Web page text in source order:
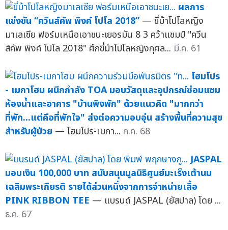
ผลการ
แข่งขัน “ควีนส์คัพ พิงค์ โปโล 2018” — ขี่ม้าโปโลหญิง
มาเลเซีย ฟอร์มเหนือเอาชนะเยอรมัน 8 3 คว้าแชมป์ "ควีน
ส์คัพ พิงค์ โปโล 2018" ศึกขี่ม้าโปโลหญิงกุศล... มี.ค. 61
โฮมโปร
- เมกาโฮม ผนึกกำลัง TOA มอบวัสดุและอุปกรณ์ซ่อมแซม
ห้องน้ำและอาคาร "บ้านพิงพัก" ด้วยแนวคิด "มากกว่า
ที่พัก...แต่คือที่พักใจ" ส่งต่อความอบอุ่น สร้างพื้นที่ความสุข
สำหรับผู้ป่วย — โฮมโปร-เมกา... ก.ค. 68
JASPAL
มอบเงิน 100,000 บาท สนับสนุนมูลนิธิศูนย์มะเร็งเต้านม
เฉลิมพระเกียรติ รายได้ส่วนหนึ่งจากการจำหน่ายเสื้อ
PINK RIBBON TEE — แบรนด์ JASPAL (ยัสปาล) โดย ...
ธ.ค. 67